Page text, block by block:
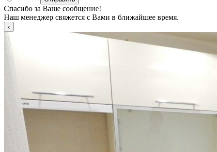
Спасибо за Ваше сообщение!
Наш менеджер свяжется с Вами в ближайшее время.